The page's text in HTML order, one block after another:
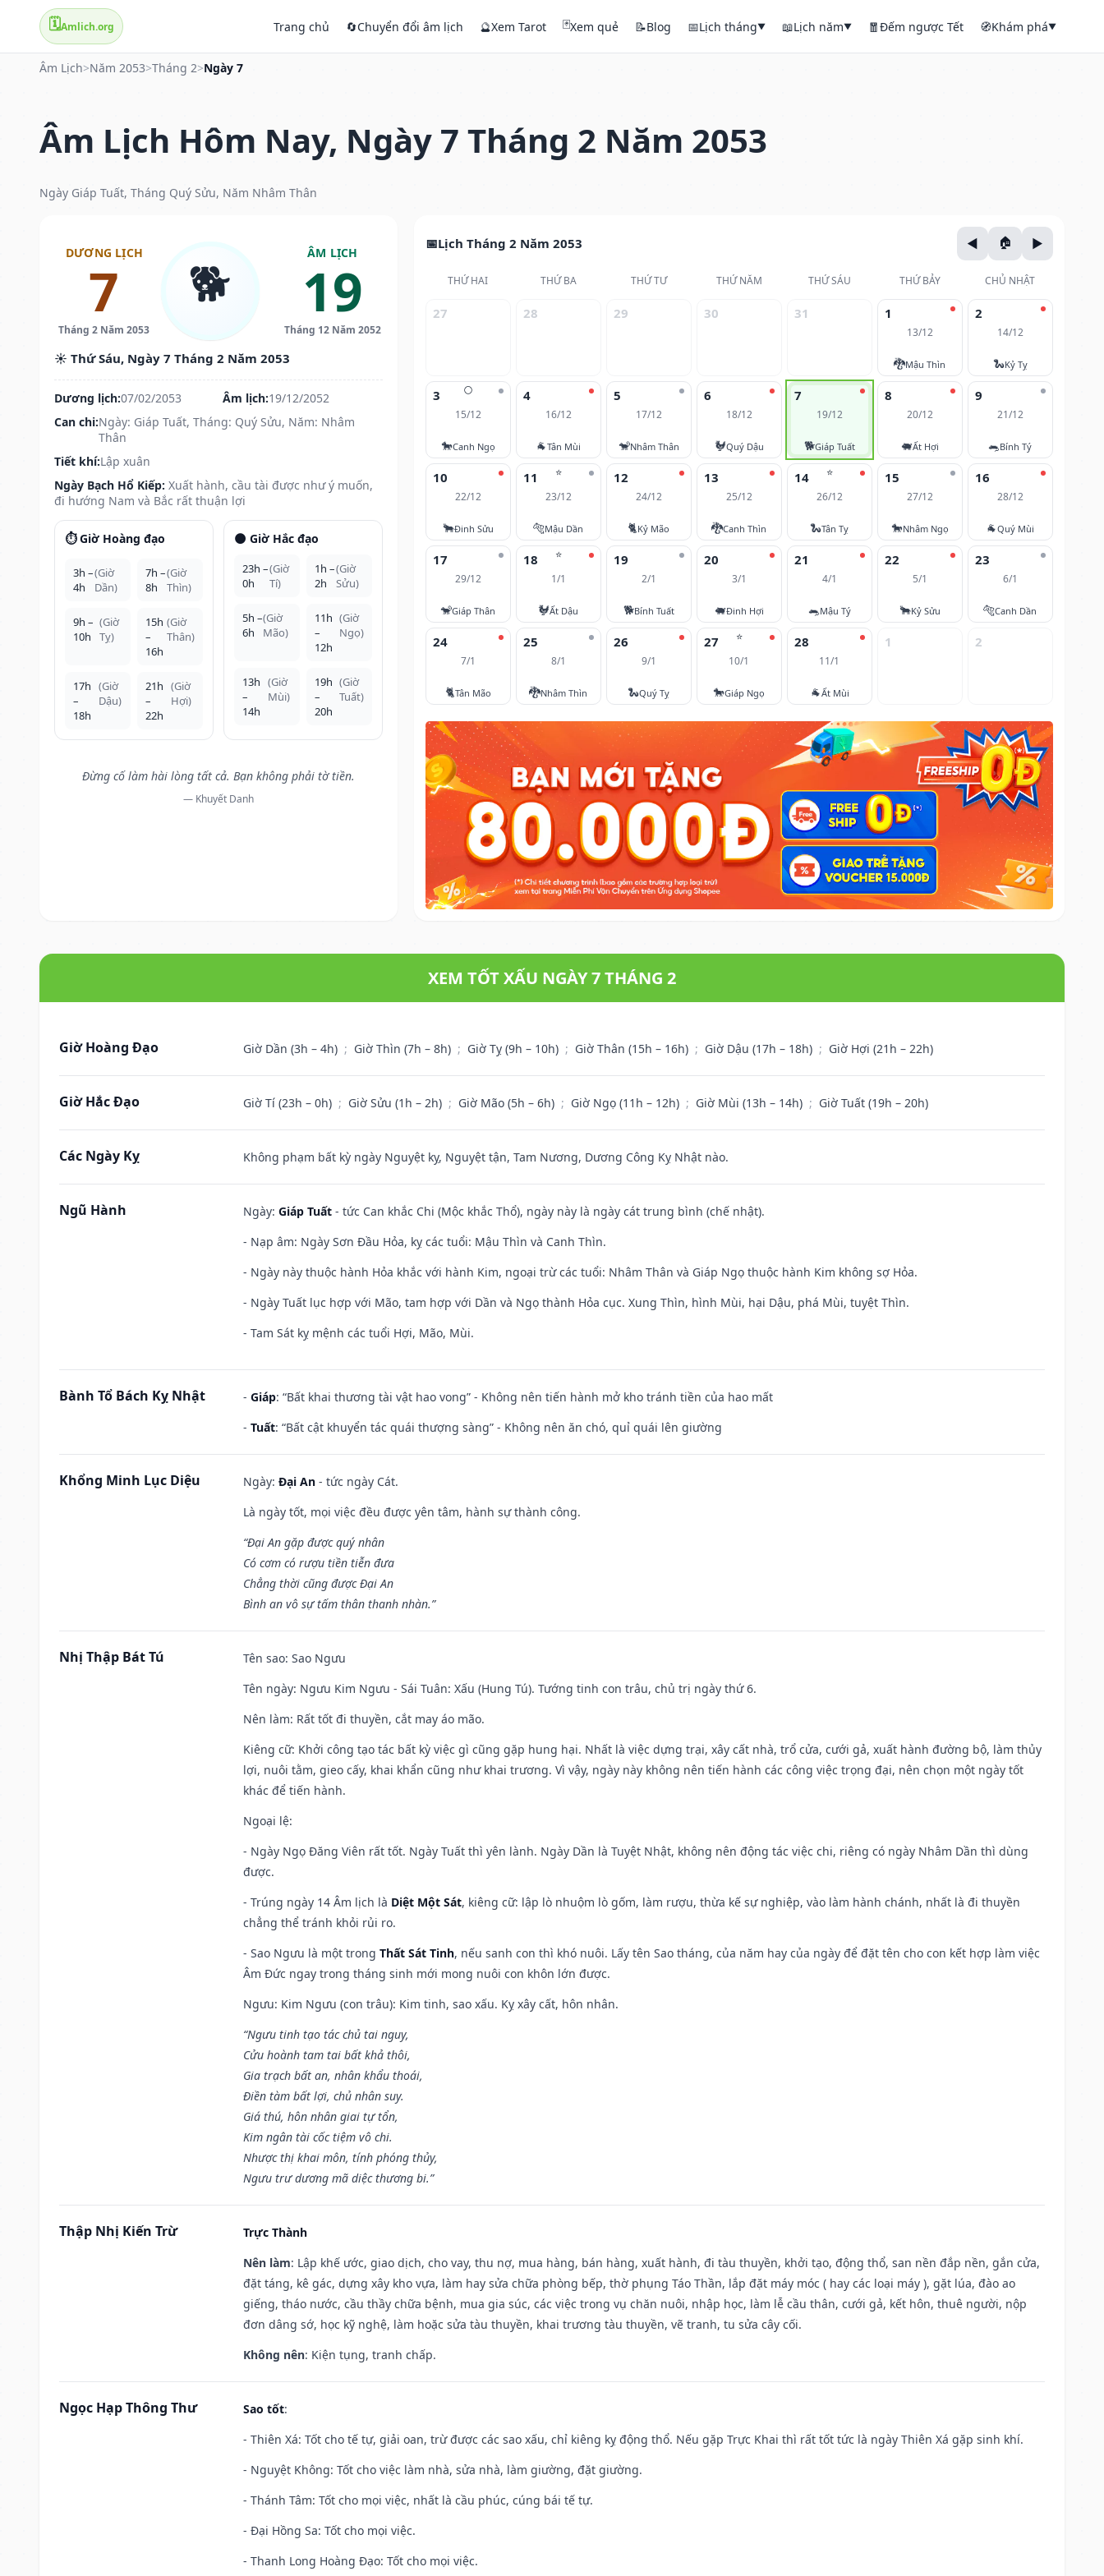
🗓️Amlich.org Trang chủ 🔄Chuyển đổi âm lịch 🔮Xem Tarot 🃏Xem quẻ 📝Blog 📅Lịch tháng▼ 📖Lịch năm▼ 🧧Đếm ngược Tết 🧭Khám phá▼
Âm Lịch>Năm 2053>Tháng 2>Ngày 7
Âm Lịch Hôm Nay, Ngày 7 Tháng 2 Năm 2053
Ngày Giáp Tuất, Tháng Quý Sửu, Năm Nhâm Thân
DƯƠNG LỊCH
7
Tháng 2 Năm 2053
🐕 ÂM LỊCH
19
Tháng 12 Năm 2052
☀️ Thứ Sáu, Ngày 7 Tháng 2 Năm 2053
Dương lịch:07/02/2053 Âm lịch:19/12/2052
Can chi:Ngày: Giáp Tuất, Tháng: Quý Sửu, Năm: Nhâm
Thân
Tiết khí:Lập xuân
Ngày Bạch Hổ Kiếp: Xuất hành, cầu tài được như ý muốn,
đi hướng Nam và Bắc rất thuận lợi
⏱️ Giờ Hoàng đạo
3h –
4h
(Giờ
Dần)
7h –
8h
(Giờ
Thìn)
9h –
10h
(Giờ
Tỵ)
15h
–
16h
(Giờ
Thân)
17h
–
18h
(Giờ
Dậu)
21h
–
22h
(Giờ
Hợi)
🌑 Giờ Hắc đạo
23h –
0h
(Giờ
Tí)
1h –
2h
(Giờ
Sửu)
5h –
6h
(Giờ
Mão)
11h
–
12h
(Giờ
Ngọ)
13h
–
14h
(Giờ
Mùi)
19h
–
20h
(Giờ
Tuất)
Đừng cố làm hài lòng tất cả. Bạn không phải tờ tiền.
— Khuyết Danh
Lịch Tháng 2 Năm 2053
THỨ HAI THỨ BA THỨ TƯ THỨ NĂM THỨ SÁU THỨ BẢY CHỦ NHẬT
27 28 29 30 31 1
13/12
🐉Mậu Thìn
2
14/12
🐍Kỷ Tỵ
🌕
3
15/12
🐎Canh Ngọ
4
16/12
🐐Tân Mùi
5
17/12
🐒Nhâm Thân
6
18/12
🐓Quý Dậu
7
19/12
🐕Giáp Tuất
8
20/12
🐖Ất Hợi
9
21/12
🐀Bính Tý
10
22/12
🐂Đinh Sửu
⭐
11
23/12
🐅Mậu Dần
12
24/12
🐈Kỷ Mão
13
25/12
🐉Canh Thìn
⭐
14
26/12
🐍Tân Tỵ
15
27/12
🐎Nhâm Ngọ
16
28/12
🐐Quý Mùi
17
29/12
🐒Giáp Thân
⭐
18
1/1
🐓Ất Dậu
19
2/1
🐕Bính Tuất
20
3/1
🐖Đinh Hợi
21
4/1
🐀Mậu Tý
22
5/1
🐂Kỷ Sửu
23
6/1
🐅Canh Dần
24
7/1
🐈Tân Mão
25
8/1
🐉Nhâm Thìn
26
9/1
🐍Quý Tỵ
⭐
27
10/1
🐎Giáp Ngọ
28
11/1
🐐Ất Mùi
1 2
XEM TỐT XẤU NGÀY 7 THÁNG 2
Giờ Hoàng Đạo Giờ Dần (3h – 4h) ; Giờ Thìn (7h – 8h) ; Giờ Tỵ (9h – 10h) ; Giờ Thân (15h – 16h) ; Giờ Dậu (17h – 18h) ; Giờ Hợi (21h – 22h)
Giờ Hắc Đạo Giờ Tí (23h – 0h) ; Giờ Sửu (1h – 2h) ; Giờ Mão (5h – 6h) ; Giờ Ngọ (11h – 12h) ; Giờ Mùi (13h – 14h) ; Giờ Tuất (19h – 20h)
Các Ngày Kỵ Không phạm bất kỳ ngày Nguyệt kỵ, Nguyệt tận, Tam Nương, Dương Công Kỵ Nhật nào.
Ngũ Hành Ngày: Giáp Tuất - tức Can khắc Chi (Mộc khắc Thổ), ngày này là ngày cát trung bình (chế nhật).
- Nạp âm: Ngày Sơn Đầu Hỏa, kỵ các tuổi: Mậu Thìn và Canh Thìn.
- Ngày này thuộc hành Hỏa khắc với hành Kim, ngoại trừ các tuổi: Nhâm Thân và Giáp Ngọ thuộc hành Kim không sợ Hỏa.
- Ngày Tuất lục hợp với Mão, tam hợp với Dần và Ngọ thành Hỏa cục. Xung Thìn, hình Mùi, hại Dậu, phá Mùi, tuyệt Thìn.
- Tam Sát kỵ mệnh các tuổi Hợi, Mão, Mùi.
Bành Tổ Bách Kỵ Nhật - Giáp: “Bất khai thương tài vật hao vong” - Không nên tiến hành mở kho tránh tiền của hao mất
- Tuất: “Bất cật khuyển tác quái thượng sàng” - Không nên ăn chó, quỉ quái lên giường
Khổng Minh Lục Diệu Ngày: Đại An - tức ngày Cát.
Là ngày tốt, mọi việc đều được yên tâm, hành sự thành công.
“Đại An gặp được quý nhân
Có cơm có rượu tiền tiễn đưa
Chẳng thời cũng được Đại An
Bình an vô sự tấm thân thanh nhàn.”
Nhị Thập Bát Tú Tên sao: Sao Ngưu
Tên ngày: Ngưu Kim Ngưu - Sái Tuân: Xấu (Hung Tú). Tướng tinh con trâu, chủ trị ngày thứ 6.
Nên làm: Rất tốt đi thuyền, cắt may áo mão.
Kiêng cữ: Khởi công tạo tác bất kỳ việc gì cũng gặp hung hại. Nhất là việc dựng trại, xây cất nhà, trổ cửa, cưới gả, xuất hành đường bộ, làm thủy
lợi, nuôi tằm, gieo cấy, khai khẩn cũng như khai trương. Vì vậy, ngày này không nên tiến hành các công việc trọng đại, nên chọn một ngày tốt
khác để tiến hành.
Ngoại lệ:
- Ngày Ngọ Đăng Viên rất tốt. Ngày Tuất thì yên lành. Ngày Dần là Tuyệt Nhật, không nên động tác việc chi, riêng có ngày Nhâm Dần thì dùng
được.
- Trúng ngày 14 Âm lịch là Diệt Một Sát, kiêng cữ: lập lò nhuộm lò gốm, làm rượu, thừa kế sự nghiệp, vào làm hành chánh, nhất là đi thuyền
chẳng thể tránh khỏi rủi ro.
- Sao Ngưu là một trong Thất Sát Tinh, nếu sanh con thì khó nuôi. Lấy tên Sao tháng, của năm hay của ngày để đặt tên cho con kết hợp làm việc
Âm Đức ngay trong tháng sinh mới mong nuôi con khôn lớn được.
Ngưu: Kim Ngưu (con trâu): Kim tinh, sao xấu. Kỵ xây cất, hôn nhân.
“Ngưu tinh tạo tác chủ tai nguy,
Cửu hoành tam tai bất khả thôi,
Gia trạch bất an, nhân khẩu thoái,
Điền tàm bất lợi, chủ nhân suy.
Giá thú, hôn nhân giai tự tổn,
Kim ngân tài cốc tiệm vô chi.
Nhược thị khai môn, tính phóng thủy,
Ngưu trư dương mã diệc thương bi.”
Thập Nhị Kiến Trừ
Trực Thành
Nên làm: Lập khế ước, giao dịch, cho vay, thu nợ, mua hàng, bán hàng, xuất hành, đi tàu thuyền, khởi tạo, động thổ, san nền đắp nền, gắn cửa,
đặt táng, kê gác, dựng xây kho vựa, làm hay sửa chữa phòng bếp, thờ phụng Táo Thần, lắp đặt máy móc ( hay các loại máy ), gặt lúa, đào ao
giếng, tháo nước, cầu thầy chữa bệnh, mua gia súc, các việc trong vụ chăn nuôi, nhập học, làm lễ cầu thân, cưới gả, kết hôn, thuê người, nộp
đơn dâng sớ, học kỹ nghệ, làm hoặc sửa tàu thuyền, khai trương tàu thuyền, vẽ tranh, tu sửa cây cối.
Không nên: Kiện tụng, tranh chấp.
Ngọc Hạp Thông Thư Sao tốt:
- Thiên Xá: Tốt cho tế tự, giải oan, trừ được các sao xấu, chỉ kiêng kỵ động thổ. Nếu gặp Trực Khai thì rất tốt tức là ngày Thiên Xá gặp sinh khí.
- Nguyệt Không: Tốt cho việc làm nhà, sửa nhà, làm giường, đặt giường.
- Thánh Tâm: Tốt cho mọi việc, nhất là cầu phúc, cúng bái tế tự.
- Đại Hồng Sa: Tốt cho mọi việc.
- Thanh Long Hoàng Đạo: Tốt cho mọi việc.